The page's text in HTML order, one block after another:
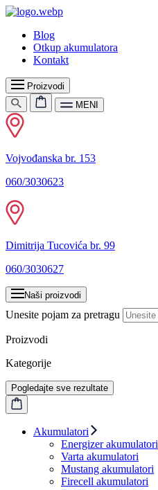
Blog
Otkup akumulatora
Kontakt
Proizvodi
MENI
Vojvođanska br. 153
060/3030623
Dimitrija Tucovića br. 99
060/3030627
Naši proizvodi
Unesite pojam za pretragu
Proizvodi
Kategorije
Pogledajte sve rezultate
Akumulatori
Energizer akumulatori
Varta akumulatori
Mustang akumulatori
Firecell akumulatori